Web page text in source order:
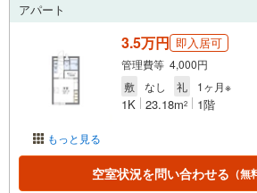
アパート
もっと見る
3.5万円 即入居可
管理費等 4,000円
敷
なし 礼 1ヶ月※
1K 23.18m2 1階
空室状況を問い合わせる （無